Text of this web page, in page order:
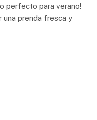
perfecto para verano!
una prenda fresca y